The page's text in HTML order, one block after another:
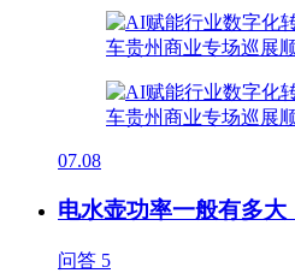
07.08
电水壶功率一般有多大
问答 5